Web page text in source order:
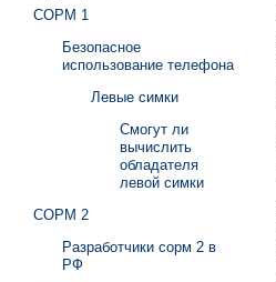
СОРМ 1
Безопасное
использование телефона
Левые симки
Смогут ли
вычислить
обладателя
левой симки
СОРМ 2
Разработчики сорм 2 в
РФ